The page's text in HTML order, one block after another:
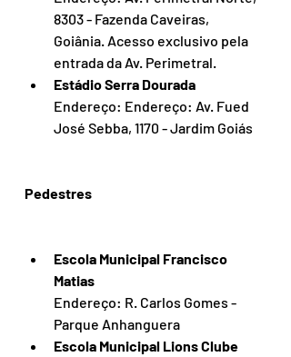
8303 - Fazenda Caveiras,
Goiânia. Acesso exclusivo pela
entrada da Av. Perimetral.
Estádio Serra Dourada
Endereço: Endereço: Av. Fued
José Sebba, 1170 - Jardim Goiás
Pedestres
Escola Municipal Francisco
Matias
Endereço: R. Carlos Gomes -
Parque Anhanguera
Escola Municipal Lions Clube